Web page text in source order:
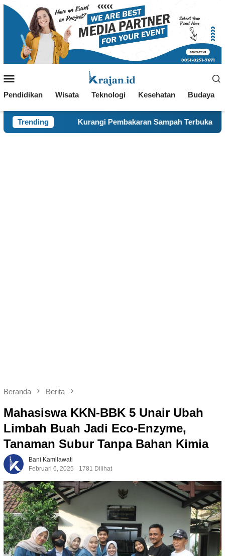
Loncat
Mobile
Pendidikan Wisata Teknologi Kesehatan Budaya
Trending
Pembakaran Sampah Terbuka, KKN 120 dan Warga
Beranda Berita
Mahasiswa KKN-BBK 5 Unair Ubah
Limbah Buah Jadi Eco-Enzyme,
Tanaman Subur Tanpa Bahan Kimia
Bani Kamilawati
Februari 6, 2025
1781 Dilihat